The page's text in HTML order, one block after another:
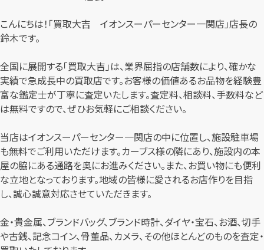
こんにちは！「買取大吉 イオンスーパーセンター一関店」店長の
鈴木です。
全国に展開する「買取大吉」は、業界屈指の店舗数により、確かな
実績で急成長中の買取店です。お客様の価値あるお品物を経験豊
富な鑑定士が丁寧に査定いたします。査定料、相談料、手数料など
は無料ですので、ぜひお気軽にご相談ください。
当店はイオンスーパーセンター一関店の中に位置し、施設駐車場
も無料でご利用いただけます。カーブス様の隣にあり、施設内の本
屋の脇にある通路を奥にお進みください。また、お買い物にも便利
な立地となっております。地域の皆様に愛されるお店作りを目指
し、誠心誠意対応させていただきます。
金・貴金属、ブランドバッグ、ブランド時計、ダイヤ・宝石、お酒、切手
や古銭、記念コイン、骨董品、カメラ、その他ほとんどのものを査定・